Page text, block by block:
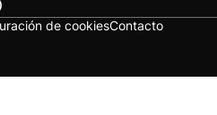
de cookiesContacto